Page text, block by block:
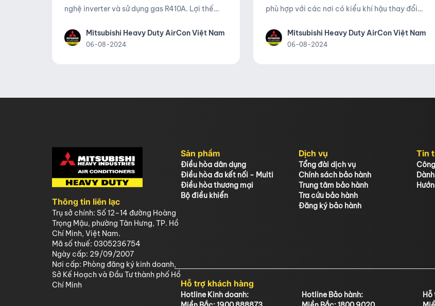
nghệ inverter và sử dụng gas R410A. Lợi thế
giá cực thấp nhưng vẫn bảo đảm được các
Mitsubishi Heavy Duty AirCon Việt Nam
06-08-2024
phù hợp với các nơi có kiểu khí hậu thay đổi
là sản phẩm mới ra mắt năm 2022 với nhiều
Mitsubishi Heavy Duty AirCon Việt Nam
06-08-2024
Thông tin liên lạc
Trụ sở chính: Số 12–14 đường Hoàng
Trọng Mậu, phường Tân Hưng, TP. Hồ
Chí Minh, Việt Nam.
Mã số thuế: 0305236754
Ngày cấp: 29/09/2007
Nơi cấp: Phòng đăng ký kinh doanh,
Sở Kế Hoạch và Đầu Tư thành phố Hồ
Chí Minh
Sản phẩm
Điều hòa dân dụng
Điều hòa đa kết nối - Multi
Điều hòa thương mại
Bộ điều khiển
Dịch vụ
Tổng đài dịch vụ
Chính sách bảo hành
Trung tâm bảo hành
Tra cứu bảo hành
Đăng ký bảo hành
Tin
Hỗ trợ khách hàng
Hotline Kinh doanh:
Hotline Bảo hành: